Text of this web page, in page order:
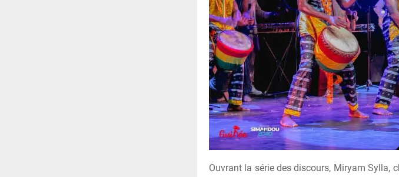
Ouvrant la série des discours, Miryam Sylla,